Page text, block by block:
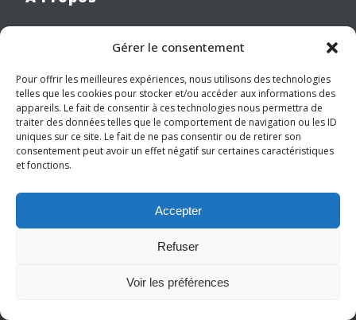
Gérer le consentement
Pour offrir les meilleures expériences, nous utilisons des technologies
telles que les cookies pour stocker et/ou accéder aux informations des
appareils. Le fait de consentir à ces technologies nous permettra de
traiter des données telles que le comportement de navigation ou les ID
uniques sur ce site. Le fait de ne pas consentir ou de retirer son
consentement peut avoir un effet négatif sur certaines caractéristiques
et fonctions.
Accepter
Refuser
Voir les préférences
Qui sommes-nous ?
Notre équipe
L’Organe d’Administration
Publications
Newsletter